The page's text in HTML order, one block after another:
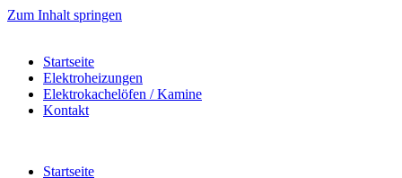
Zum Inhalt springen
Startseite
Elektroheizungen
Elektrokachelöfen / Kamine
Kontakt
Startseite